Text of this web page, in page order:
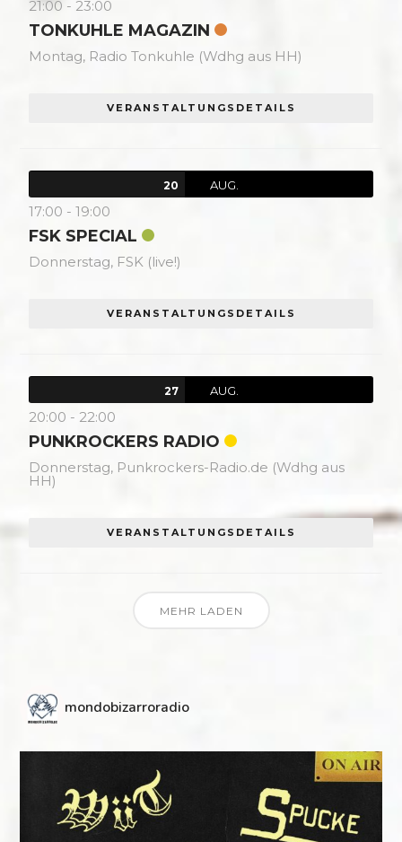
21:00 - 23:00
TONKUHLE MAGAZIN
Montag, Radio Tonkuhle (Wdhg aus HH)
VERANSTALTUNGSDETAILS
20 AUG.
17:00 -19:00
FSK SPECIAL
Donnerstag, FSK (live!)
VERANSTALTUNGSDETAILS
27 AUG.
20:00 - 22:00
PUNKROCKERS RADIO
Donnerstag, Punkrockers-Radio.de (Wdhg aus
HH)
VERANSTALTUNGSDETAILS
MEHR LADEN
mondobizarroradio